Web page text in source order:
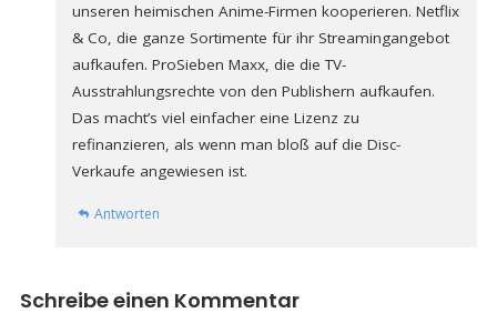
unseren heimischen Anime-Firmen kooperieren. Netflix
& Co, die ganze Sortimente für ihr Streamingangebot
aufkaufen. ProSieben Maxx, die die TV-
Ausstrahlungsrechte von den Publishern aufkaufen.
Das macht’s viel einfacher eine Lizenz zu
refinanzieren, als wenn man bloß auf die Disc-
Verkaufe angewiesen ist.
Antworten
Schreibe einen Kommentar